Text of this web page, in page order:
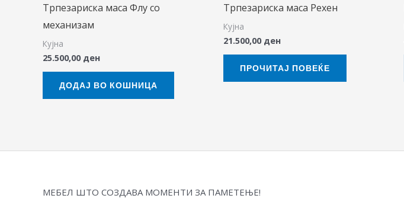
Трпезариска маса Флу со
механизам
Кујна
25.500,00 ден
ДОДАЈ ВО КОШНИЦА
Трпезариска маса Рехен
Кујна
21.500,00 ден
ПРОЧИТАЈ ПОВЕЌЕ
МЕБЕЛ ШТО СОЗДАВА МОМЕНТИ ЗА ПАМЕТЕЊЕ!